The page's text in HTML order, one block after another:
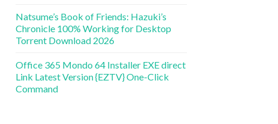
Natsume’s Book of Friends: Hazuki’s
Chronicle 100% Working for Desktop
Torrent Download 2026
Office 365 Mondo 64 Installer EXE direct
Link Latest Version {EZTV} One-Click
Command